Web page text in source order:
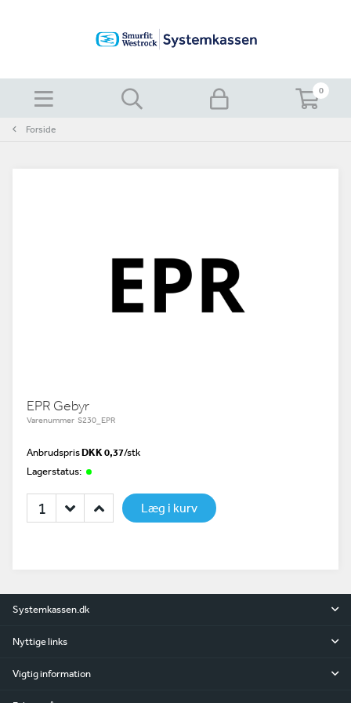
0
Forside
EPR Gebyr
Varenummer S230_EPR
AnbrudsprisDKK 0,37/stk
Lagerstatus:
Læg i kurv
Systemkassen.dk
Nyttige links
Vigtig information